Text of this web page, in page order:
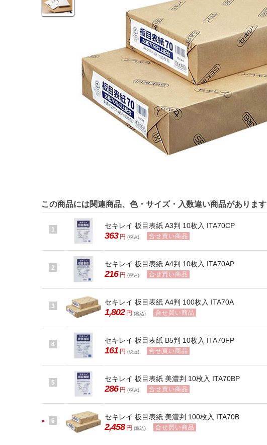
この商品には関連商品、色・サイズ・入数違い商品があります
1 セキレイ 板目表紙 A3判 10枚入 ITA70CP
363 円 (税込) 合せ買い商品
2 セキレイ 板目表紙 A4判 10枚入 ITA70AP
216 円 (税込) 合せ買い商品
3 セキレイ 板目表紙 A4判 100枚入 ITA70A
1,802 円 (税込) 合せ買い商品
4 セキレイ 板目表紙 B5判 10枚入 ITA70FP
161 円 (税込) 合せ買い商品
5 セキレイ 板目表紙 美濃判 10枚入 ITA70BP
286 円 (税込) 合せ買い商品
6 セキレイ 板目表紙 美濃判 100枚入 ITA70B
2,458 円 (税込) 合せ買い商品